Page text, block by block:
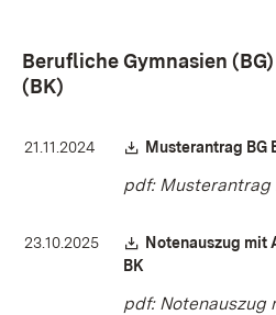
Berufliche Gymnasien
(BK)
21.11.2024 Download:
Musterantrag BG
pdf: Musterantrag
23.10.2025 Download:
Notenauszug mit
BK
pdf: Notenauszug